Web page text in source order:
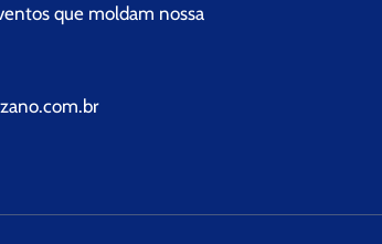
que moldam nossa